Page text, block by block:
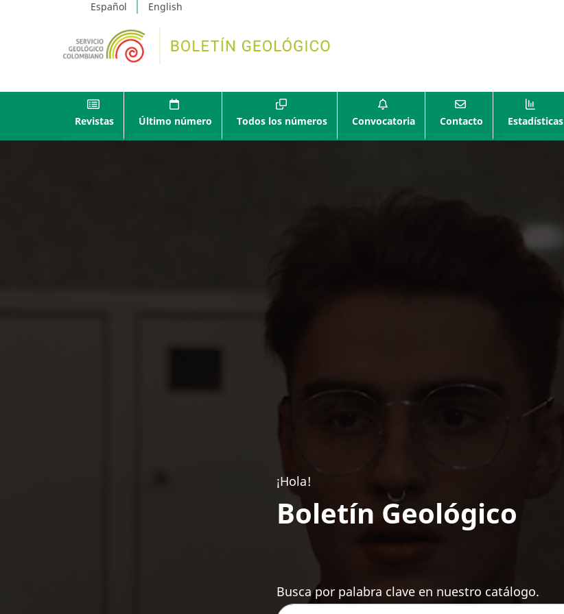
Español English
Revistas Último número Todos los números Convocatoria Contacto Estadísticas
¡Hola!
Boletín Geológico
Busca por palabra clave en nuestro catálogo.